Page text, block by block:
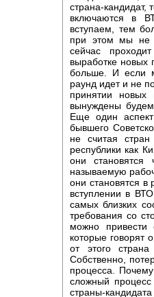
страна-кандидат,
включаются в
вступаем, тем
при этом мы не
сейчас
выработке новых
больше. И если
раунд идет и не
принятии новых
вынуждены
Еще один
бывшего
не считая
республики как
они
называемую
они становятся в
вступлении в
самых близких
требования со
можно
которые говорят
от этого
Собственно,
процесса.
сложный процесс
страны-